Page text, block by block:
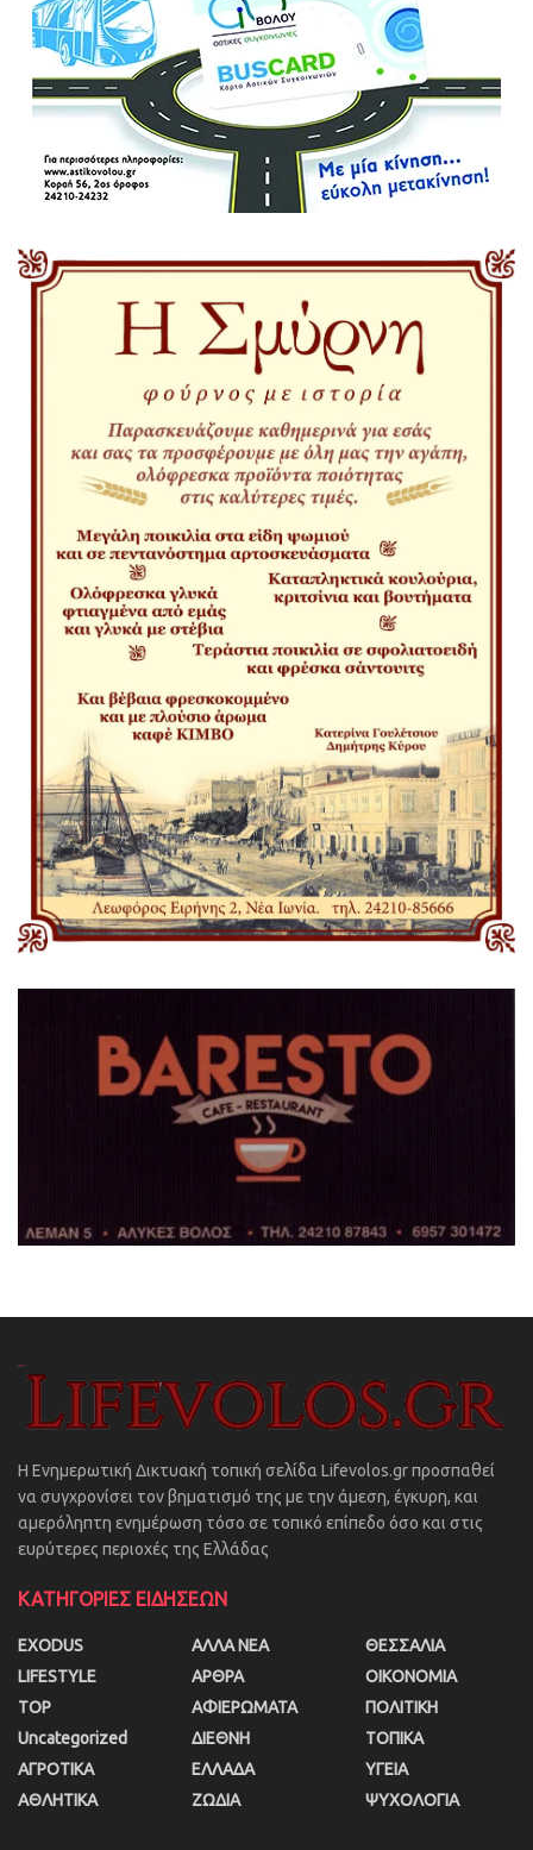
Η Ενημερωτική Δικτυακή τοπική σελίδα Lifevolos.gr προσπαθεί
να συγχρονίσει τον βηματισμό της με την άμεση, έγκυρη, και
αμερόληπτη ενημέρωση τόσο σε τοπικό επίπεδο όσο και στις
ευρύτερες περιοχές της Ελλάδας
ΚΑΤΗΓΟΡΙΕΣ ΕΙΔΗΣΕΩΝ
EXODUS
LIFESTYLE
TOP
Uncategorized
ΑΓΡΟΤΙΚΑ
ΑΘΛΗΤΙΚΑ
ΑΛΛΑ ΝΕΑ
ΑΡΘΡΑ
ΑΦΙΕΡΩΜΑΤΑ
ΔΙΕΘΝΗ
ΕΛΛΑΔΑ
ΖΩΔΙΑ
ΘΕΣΣΑΛΙΑ
ΟΙΚΟΝΟΜΙΑ
ΠΟΛΙΤΙΚΗ
ΤΟΠΙΚΑ
ΥΓΕΙΑ
ΨΥΧΟΛΟΓΙΑ